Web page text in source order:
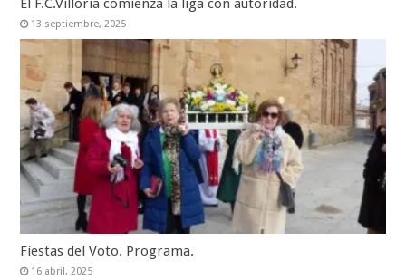
El F.C.Villoria comienza la liga con autoridad.
13 septiembre, 2025
Fiestas del Voto. Programa.
16 abril, 2025